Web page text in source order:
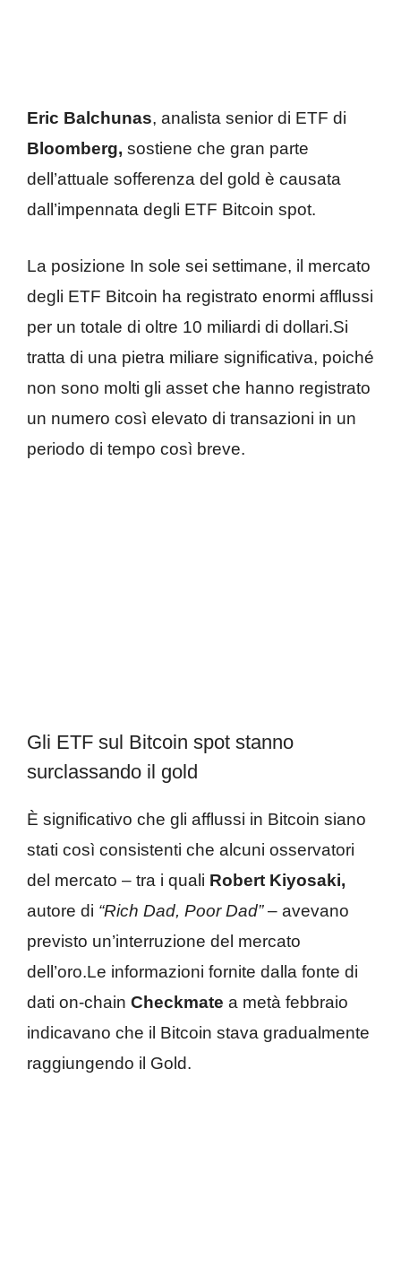
Eric Balchunas, analista senior di ETF di
Bloomberg, sostiene che gran parte
dell’attuale sofferenza del gold è causata
dall’impennata degli ETF Bitcoin spot.
La posizione In sole sei settimane, il mercato
degli ETF Bitcoin ha registrato enormi afflussi
per un totale di oltre 10 miliardi di dollari.Si
tratta di una pietra miliare significativa, poiché
non sono molti gli asset che hanno registrato
un numero così elevato di transazioni in un
periodo di tempo così breve.
Gli ETF sul Bitcoin spot stanno
surclassando il gold
È significativo che gli afflussi in Bitcoin siano
stati così consistenti che alcuni osservatori
del mercato – tra i quali Robert Kiyosaki,
autore di “Rich Dad, Poor Dad”– avevano
previsto un’interruzione del mercato
dell’oro.Le informazioni fornite dalla fonte di
dati on-chain Checkmate a metà febbraio
indicavano che il Bitcoin stava gradualmente
raggiungendo il Gold.